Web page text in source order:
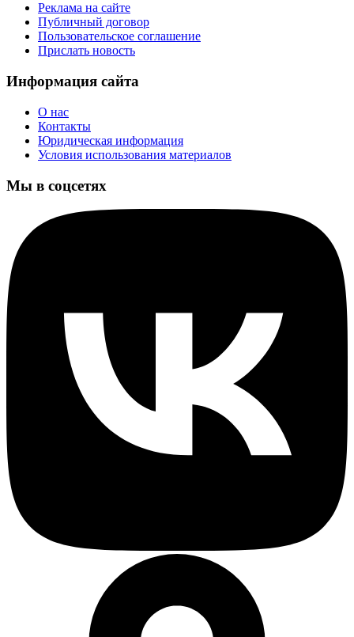
Реклама на сайте
Публичный договор
Пользовательское соглашение
Прислать новость
Информация сайта
О нас
Контакты
Юридическая информация
Условия использования материалов
Мы в соцсетях